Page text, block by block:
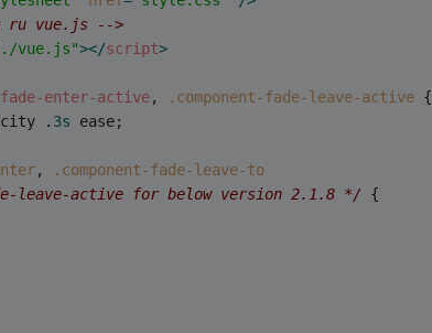
ru vue.js -->
vue.js"></script>
fade-enter-active, .component-fade-leave-active {
. 3s ease;
,
.component-fade-leave-to
leave-active for below version 2.1.8 */ {